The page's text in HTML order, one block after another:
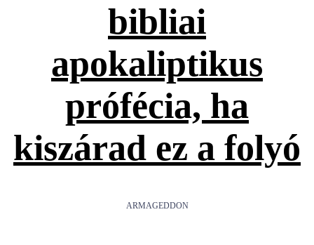
bibliai
apokaliptikus
prófécia, ha
kiszárad ez a folyó
ARMAGEDDON